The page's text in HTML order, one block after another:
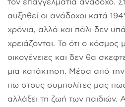
αυξηθεί οι ανάδοχοι κατά
χρόνια, αλλά και πάλι δεν
χρειάζονται. Το ότι ο κόσμος
οικογένειες και δεν θα
μια κατάκτηση. Μέσα από
πω στους συμπολίτες μας
αλλάξει τη ζωή των